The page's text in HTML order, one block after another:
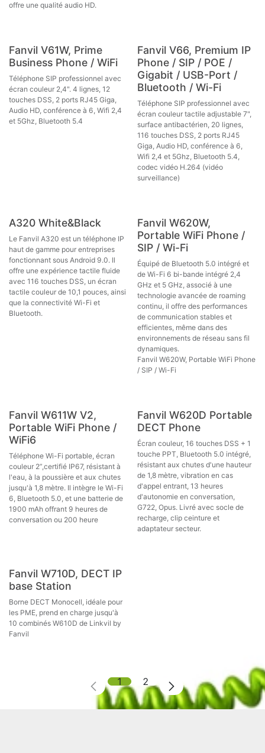
offre une qualité audio HD.
Fanvil V61W, Prime
Business Phone / WiFi
Téléphone SIP professionnel avec
écran couleur 2,4". 4 lignes, 12
touches DSS, 2 ports RJ45 Giga,
Audio HD, conférence à 6, Wifi 2,4
et 5Ghz, Bluetooth 5.4
Fanvil V66, Premium IP
Phone / SIP / POE /
Gigabit / USB-Port /
Bluetooth / Wi-Fi
Téléphone SIP professionnel avec
écran couleur tactile adjustable 7",
surface antibactérien, 20 lignes,
116 touches DSS, 2 ports RJ45
Giga, Audio HD, conférence à 6,
Wifi 2,4 et 5Ghz, Bluetooth 5.4,
codec vidéo H.264 (vidéo
surveillance)
A320 White&Black
Le Fanvil A320 est un téléphone IP
haut de gamme pour entreprises
fonctionnant sous Android 9.0. Il
offre une expérience tactile fluide
avec 116 touches DSS, un écran
tactile couleur de 10,1 pouces, ainsi
que la connectivité Wi-Fi et
Bluetooth.
PRIX PROMO
Fanvil W620W,
Portable WiFi Phone /
SIP / Wi-Fi
Équipé de Bluetooth 5.0 intégré et
de Wi-Fi 6 bi-bande intégré 2,4
GHz et 5 GHz, associé à une
technologie avancée de roaming
continu, il offre des performances
de communication stables et
efficientes, même dans des
environnements de réseau sans fil
dynamiques.
Fanvil W620W, Portable WiFi Phone
/ SIP / Wi-Fi
Fanvil W611W V2,
Portable WiFi Phone /
WiFi6
Téléphone Wi-Fi portable, écran
couleur 2”,certifié IP67, résistant à
l'eau, à la poussière et aux chutes
jusqu'à 1,8 mètre. Il intègre le Wi-Fi
6, Bluetooth 5.0, et une batterie de
1900 mAh offrant 9 heures de
conversation ou 200 heure
Fanvil W620D Portable
DECT Phone
Écran couleur, 16 touches DSS + 1
touche PPT, Bluetooth 5.0 intégré,
résistant aux chutes d'une hauteur
de 1,8 mètre, vibration en cas
d'appel entrant, 13 heures
d'autonomie en conversation,
G722, Opus. Livré avec socle de
recharge, clip ceinture et
adaptateur secteur.
Fanvil W710D, DECT IP
base Station
Borne DECT Monocell, idéale pour
les PME, prend en charge jusqu'à
10 combinés W610D de Linkvil by
Fanvil
1 2